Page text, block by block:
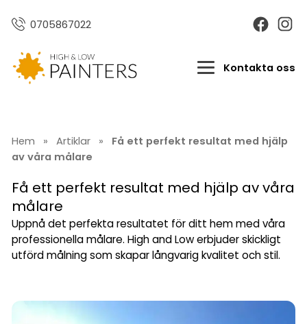
0705867022
Kontakta oss
Hem » Artiklar »
Få ett perfekt resultat med hjälp
av våra målare
Få ett perfekt resultat med hjälp av våra
målare
Uppnå det perfekta resultatet för ditt hem med våra
professionella målare. High and Low erbjuder skickligt
utförd målning som skapar långvarig kvalitet och stil.